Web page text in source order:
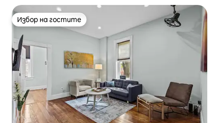
Избор на гостите
Избор на гостите